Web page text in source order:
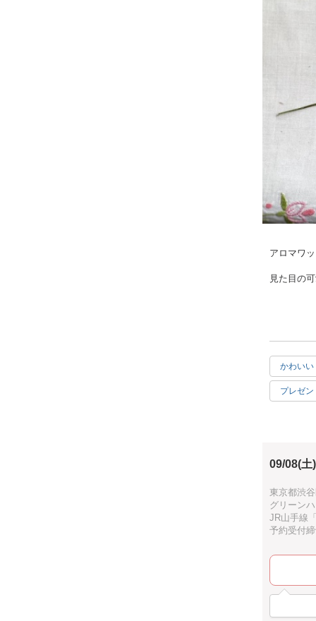
アロマワ
見た目の
お好きな
使用する
香りは
併せて効
かわいい
プレゼン
09/08(土
東京都渋
グリーン
JR山手線
予約受付